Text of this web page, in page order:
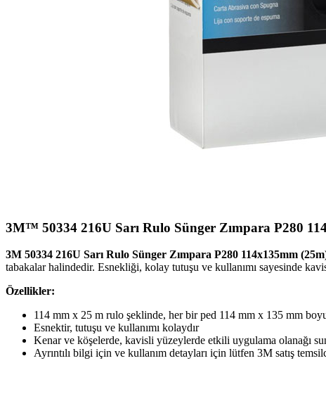
3M™ 50334 216U Sarı Rulo Sünger Zımpara P280
3M 50334 216U Sarı Rulo Sünger Zımpara P280 114x135mm
tabakalar halindedir. Esnekliği, kolay tutuşu ve kullanımı sayesinde
Özellikler:
114 mm x 25 m rulo şeklinde, her bir ped 114 mm x 135 mm
Esnektir, tutuşu ve kullanımı kolaydır
Kenar ve köşelerde, kavisli yüzeylerde etkili uygulama olanağı
Ayrıntılı bilgi için ve kullanım detayları için lütfen 3M satış